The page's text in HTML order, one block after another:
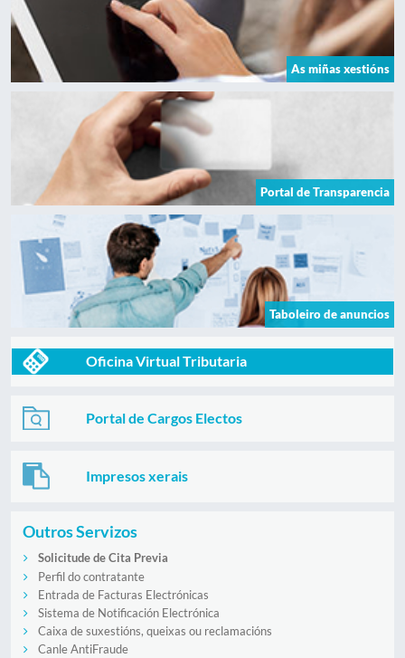
As miñas xestións
Portal de Transparencia
Taboleiro de anuncios
Oficina Virtual Tributaria
Portal de Cargos Electos
Impresos xerais
Outros Servizos
Solicitude de Cita Previa
Perfil do contratante
Entrada de Facturas Electrónicas
Sistema de Notificación Electrónica
Caixa de suxestións, queixas ou reclamacións
Canle AntiFraude